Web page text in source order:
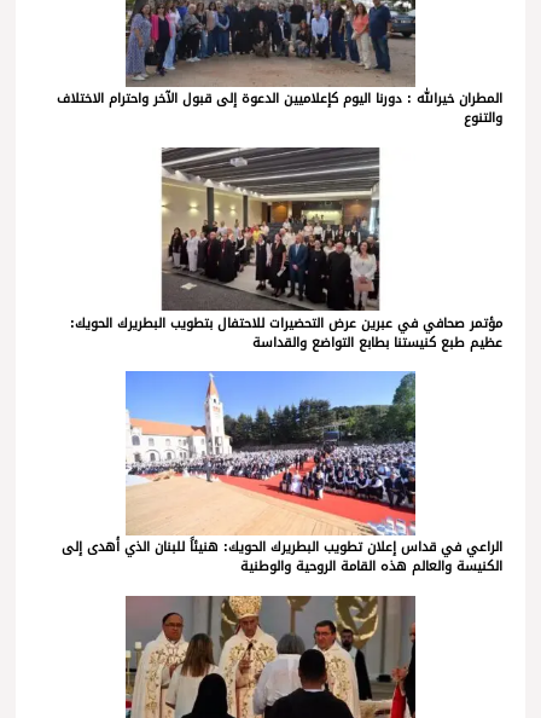
المطران خيرالله : دورنا اليوم كإعلاميين الدعوة إلى قبول الآخر واحترام الاختلاف
والتنوع
مؤتمر صحافي في عبرين عرض التحضيرات للاحتفال بتطويب البطريرك الحويك:
عظيم طبع كنيستنا بطابع التواضع والقداسة
الراعي في قداس إعلان تطويب البطريرك الحويك: هنيئاً للبنان الذي أهدى إلى
الكنيسة والعالم هذه القامة الروحية والوطنية